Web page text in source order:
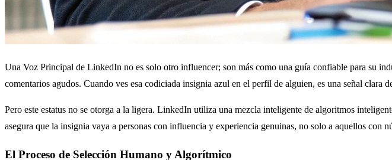
Una Voz Principal de LinkedIn no es solo otro influencer; son más como una guía confiable para su
comentarios agudos. Cuando ves esa codiciada insignia azul en el perfil de alguien, es una señal
Pero este estatus no se otorga a la ligera. LinkedIn utiliza una mezcla inteligente de algoritmos
asegura que la insignia vaya a personas con influencia y experiencia genuinas, no solo a aquellos con
El Proceso de Selección Humano y Algorítmico